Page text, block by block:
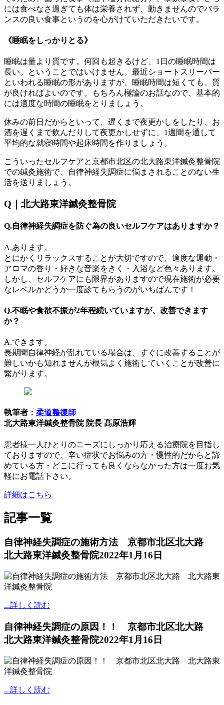
には食べなさ過ぎても体は栄養されず、動きませんのでバラ
ンスの良い食事というのを心がけていただきたいです。
《睡眠をしっかりとる》
睡眠は量より質です。何回も起きるけど、1日の睡眠時間は
長い。ということではいけません。最近ショートスリーパー
といわれる睡眠の形がありますが、睡眠時間は短くても、質
が良ければよいのです。もちろん極論のお話なので、基本的
には適度な時間の睡眠をとりましょう。
休みの前日だからといって、遅くまで夜更かしをしたり、お
酒を遅くまで飲んだりして夜更かしせずに、1週間を通して
平均的な就寝時間や起床時間を作りましょう。
こういったセルフケアと京都市北区の北大路東洋鍼灸整骨院
での鍼灸施術で、自律神経失調症に悩まされることのない生
活を送りましょう。
Q｜北大路東洋鍼灸整骨院
Q.自律神経失調症を防ぐ為の良いセルフケアはありますか？
A.あります。
とにかくリラックスすることが大切ですので、適度な運動・
アロマの香り・好きな音楽をきく・入浴など色々あります。
しかし、セルフケアにも限界がありますので現在施術が必要
なレベルかどうか一度診てもらうのがいちばんです！
Q.不眠や食欲不振が2年程続いていますが、改善できます
か？
A.できます。
長期間自律神経が乱れている場合は、すぐに改善することが
難しいかも知れませんが根気よく施術していくことが改善に
繋がります。
執筆者： 柔道整復師
北大路東洋鍼灸整骨院 院長 髙原浩輝
患者様一人ひとりのニーズにしっかり応える治療院を目指し
ておりますので、辛い症状でお悩みの方・慢性的だからと諦
めている方・どこに行っても良くならなかった方は一度お気
軽にお電話下さい。
詳細はこちら
記事一覧
自律神経失調症の施術方法 京都市北区北大路
北大路東洋鍼灸整骨院2022年1月16日
...詳しく読む
自律神経失調症の原因！！ 京都市北区北大路
北大路東洋鍼灸整骨院2022年1月16日
...詳しく読む